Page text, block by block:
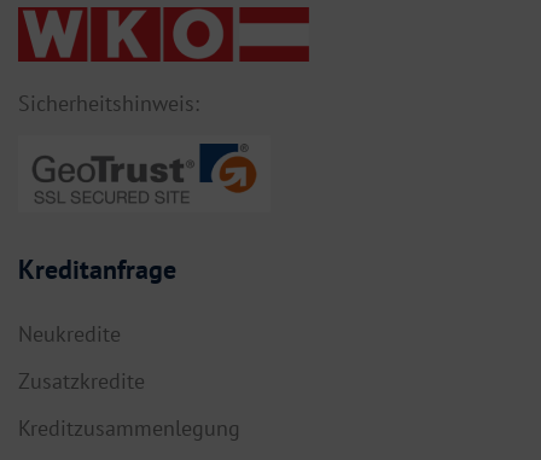
Sicherheitshinweis:
Kreditanfrage
Neukredite
Zusatzkredite
Kreditzusammenlegung